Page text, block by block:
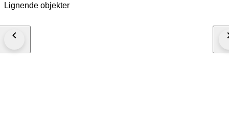
Lignende objekter